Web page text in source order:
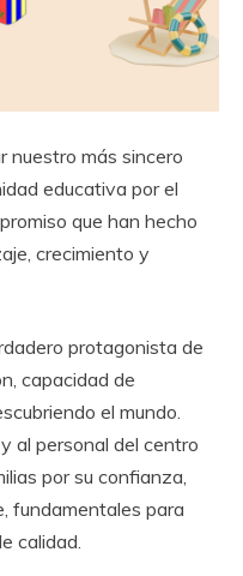
más sincero
educativa por el
que han hecho
crecimiento y
protagonista de
capacidad de
el mundo.
al personal del centro
por su confianza,
fundamentales para
calidad.